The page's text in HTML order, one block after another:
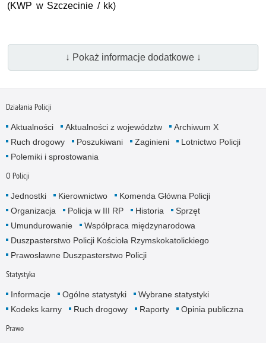
(KWP w Szczecinie / kk)
↓ Pokaż informacje dodatkowe ↓
Działania Policji
Aktualności Aktualności z województw
Archiwum X
Ruch drogowy
Poszukiwani Zaginieni
Lotnictwo Policji
Polemiki i sprostowania
O Policji
Jednostki Kierownictwo
Komenda Główna Policji
Organizacja
Policja w III RP Historia
Sprzęt
Umundurowanie
Współpraca międzynarodowa
Duszpasterstwo Policji Kościoła Rzymskokatolickiego
Prawosławne Duszpasterstwo Policji
Statystyka
Informacje Ogólne statystyki
Wybrane statystyki
Kodeks karny
Ruch drogowy Raporty Opinia publiczna
Prawo